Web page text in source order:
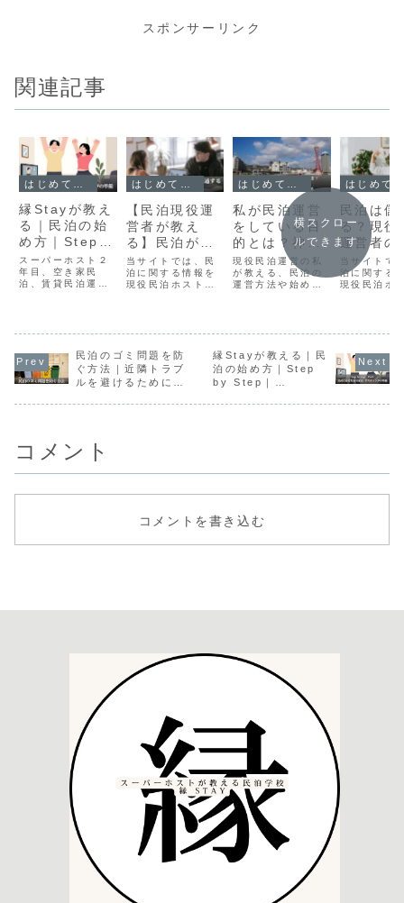
スポンサーリンク
関連記事
縁Stayが教え
る｜民泊の始
め方｜Step
by Step｜
Part5『民泊
に必要な家具
備』
スーパーホスト２
年目、空き家民
泊、賃貸民泊運営
Stepbystep最終
回です。step by
stepで紹介したの
でもうすぐにでも
【民泊現役運
営者が教え
る】民泊がう
まくいかない
人に共通する
5つの原因
当サイトでは、民
泊に関する情報を
現役民泊ホスト目
事は、民泊がうま
くいかない人に共
通することをまと
めました。
私が民泊運営
をしている目
的とは？神戸
の空き家を活
かし、人がま
た訪れたくな
現役民泊運営の私
が教える、民泊の
運営方法や始め方
トで空き家を買取
民泊へしたり、賃
貸で借りて民泊運
営などをしていま
民泊は儲
る？現役
運営者の
ルな収益
功事例【
シミュレ
当サイトで
泊に関する
現役民泊ホ
民泊運営者
赤裸々に教
す。
横スクロー
ルできます
民泊のゴミ問題を防
ぐ方法｜近隣トラブ
ルを避けるために実
縁Stayが教える｜民
泊の始め方｜Step
by Step｜
コメント
コメントを書き込む